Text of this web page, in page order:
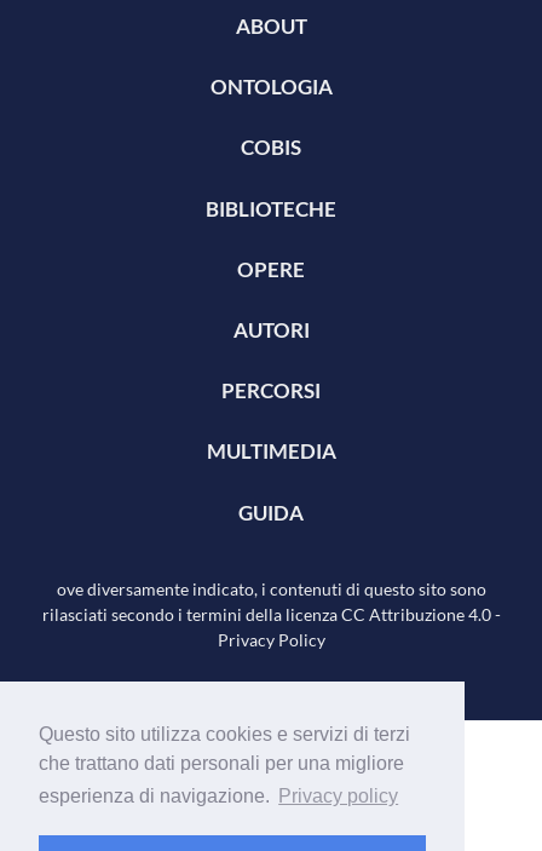
Questo sito utilizza cookies e servizi di terzi
che trattano dati personali per una migliore
esperienza di navigazione.
Privacy policy
ABOUT
ONTOLOGIA
COBIS
BIBLIOTECHE
OPERE
AUTORI
PERCORSI
MULTIMEDIA
GUIDA
ove diversamente indicato, i contenuti di questo sito sono
rilasciati secondo i termini della licenza CC Attribuzione 4.0-
Privacy Policy